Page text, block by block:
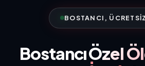
BOSTANCI,
BostancıÖzel